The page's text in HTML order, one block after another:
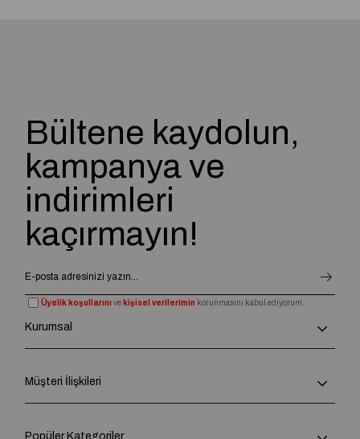
Bültene kaydolun,
kampanya ve
indirimleri
kaçırmayın!
Üyelik koşullarını ve kişisel verilerimin korunmasını kabul ediyorum.
Kurumsal
Müşteri İlişkileri
Popüler Kategoriler